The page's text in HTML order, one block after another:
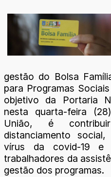
gestão do Bolsa
para Programas
objetivo da Portaria
nesta quarta-feira
União, é
distanciamento
vírus da covid-19 e
trabalhadores da
gestão dos programas.